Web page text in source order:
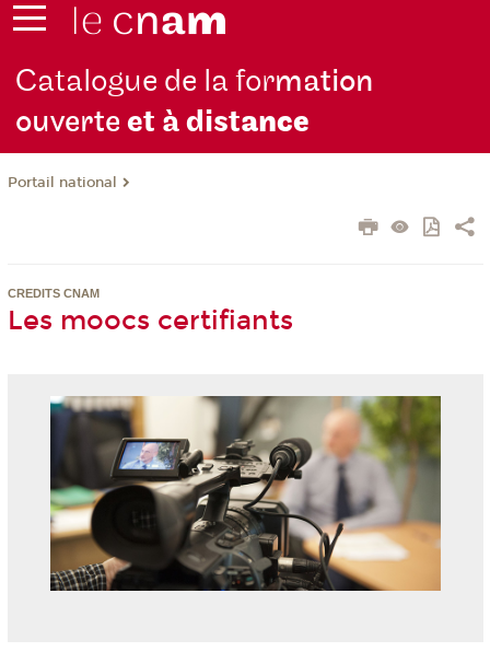
Catalogue de la formation
ouverteet à distance
Portail national
CREDITS CNAM
Les moocs certifiants